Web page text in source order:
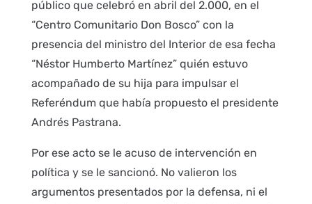
público que celebró en abril del 2.000, en el
“Centro Comunitario Don Bosco” con la
presencia del ministro del Interior de esa fecha
“Néstor Humberto Martínez” quién estuvo
acompañado de su hija para impulsar el
Referéndum que había propuesto el presidente
Andrés Pastrana.
Por ese acto se le acuso de intervención en
política y se le sancionó. No valieron los
argumentos presentados por la defensa, ni el